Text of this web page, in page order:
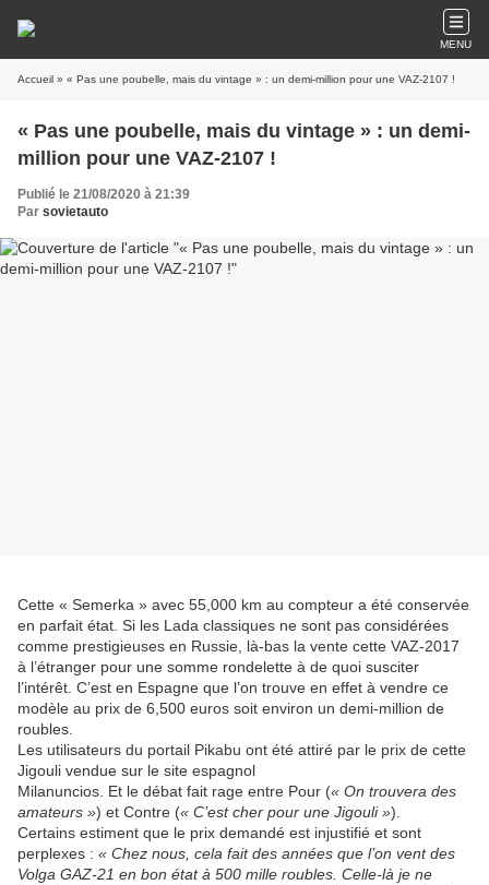
MENU
Accueil » « Pas une poubelle, mais du vintage » : un demi-million pour une VAZ-2107 !
« Pas une poubelle, mais du vintage » : un demi-
million pour une VAZ-2107 !
Publié le 21/08/2020 à 21:39
Par sovietauto
Cette « Semerka » avec 55,000 km au compteur a été conservée
en parfait état. Si les Lada classiques ne sont pas considérées
comme prestigieuses en Russie, là-bas la vente cette VAZ-2017
à l’étranger pour une somme rondelette à de quoi susciter
l’intérêt. C’est en Espagne que l’on trouve en effet à vendre ce
modèle au prix de 6,500 euros soit environ un demi-million de
roubles.
Les utilisateurs du portail Pikabu ont été attiré par le prix de cette
Jigouli vendue sur le site espagnol
Milanuncios. Et le débat fait rage entre Pour (« On trouvera des
amateurs ») et Contre (« C’est cher pour une Jigouli »).
Certains estiment que le prix demandé est injustifié et sont
perplexes : « Chez nous, cela fait des années que l’on vent des
Volga GAZ-21 en bon état à 500 mille roubles. Celle-là je ne